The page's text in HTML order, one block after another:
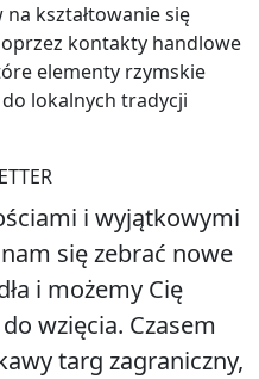
na kształtowanie się
kontakty handlowe
elementy rzymskie
lokalnych tradycji
i wyjątkowymi
się zebrać nowe
i możemy Cię
wzięcia. Czasem
targ zagraniczny,